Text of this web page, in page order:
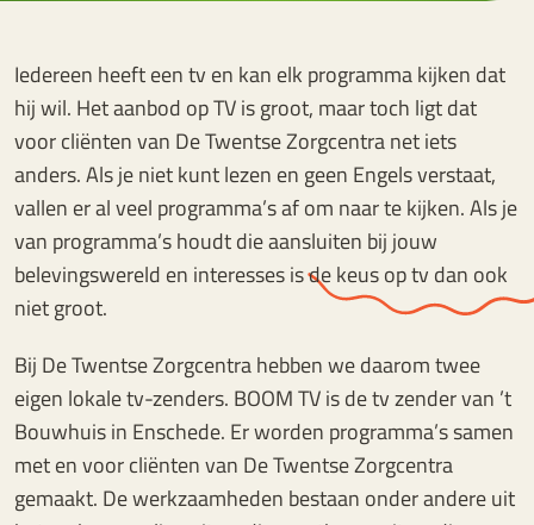
Iedereen heeft een tv en kan elk programma kijken dat
hij wil. Het aanbod op TV is groot, maar toch ligt dat
voor cliënten van De Twentse Zorgcentra net iets
anders. Als je niet kunt lezen en geen Engels verstaat,
vallen er al veel programma’s af om naar te kijken. Als je
van programma’s houdt die aansluiten bij jouw
belevingswereld en interesses is de keus op tv dan ook
niet groot.
Bij De Twentse Zorgcentra hebben we daarom twee
eigen lokale tv-zenders. BOOM TV is de tv zender van ’t
Bouwhuis in Enschede. Er worden programma’s samen
met en voor cliënten van De Twentse Zorgcentra
gemaakt. De werkzaamheden bestaan onder andere uit